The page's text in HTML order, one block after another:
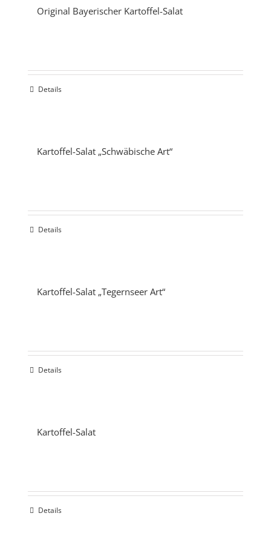
Original Bayerischer Kartoffel-Salat
Details
Kartoffel-Salat „Schwäbische Art“
Details
Kartoffel-Salat „Tegernseer Art“
Details
Kartoffel-Salat
Details